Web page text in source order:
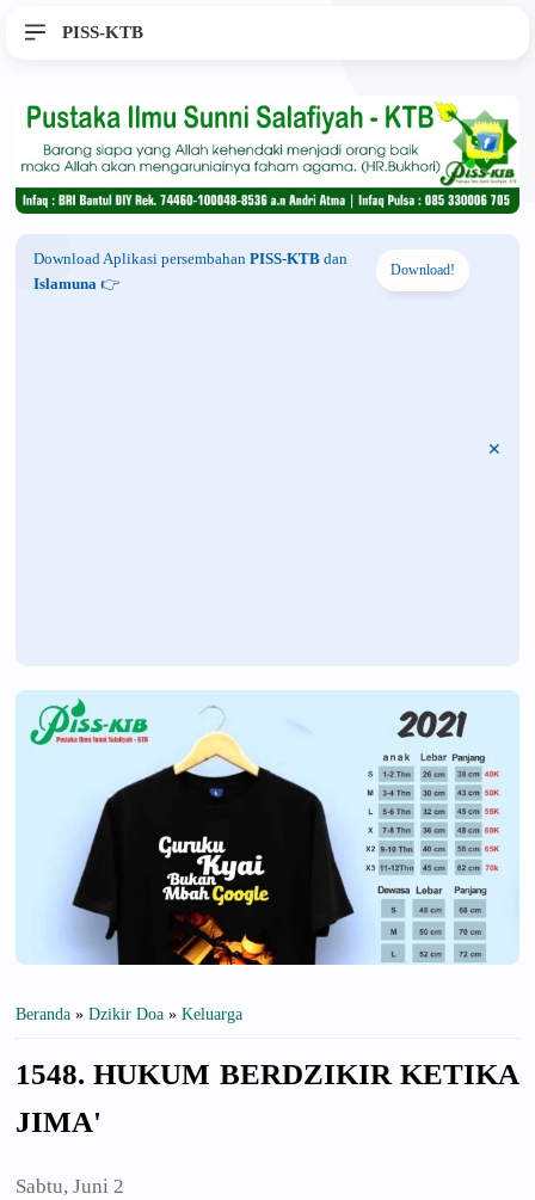
PISS-KTB
Download Aplikasi persembahan PISS-KTB dan
Islamuna 👉
Download!
Beranda » Dzikir Doa » Keluarga
1548. HUKUM BERDZIKIR KETIKA
JIMA'
Sabtu, Juni 2